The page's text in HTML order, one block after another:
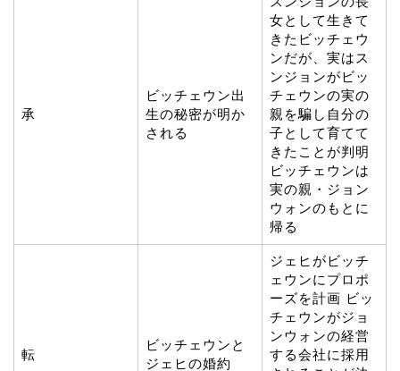
承
ビッチェウン出
生の秘密が明か
される
女として生きて
きたビッチェウ
ンだが、実はス
ンジョンがビッ
チェウンの実の
親を騙し自分の
子として育てて
きたことが判明
ビッチェウンは
実の親・ジョン
ウォンのもとに
帰る
転
ビッチェウンと
ジェヒの婚約
ジェヒがビッチ
ェウンにプロポ
ーズを計画 ビッ
チェウンがジョ
ンウォンの経営
する会社に採用